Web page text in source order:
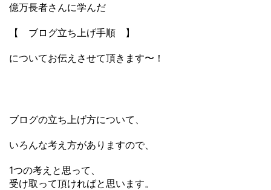
億万長者さんに学んだ
【 ブログ立ち上げ手順 】
についてお伝えさせて頂きます〜！
ブログの立ち上げ方について、
いろんな考え方がありますので、
1つの考えと思って、
受け取って頂ければと思います。